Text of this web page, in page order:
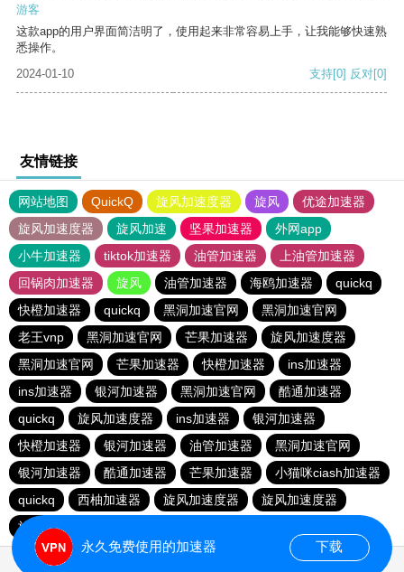
游客
这款app的用户界面简洁明了，使用起来非常容易上手，让我能够快速熟
悉操作。
2024-01-10
支持[0] 反对[0]
友情链接
网站地图 QuickQ 旋风加速度器 旋风
优途加速器
旋风加速度器
旋风加速 坚果加速器
外网app
小牛加速器
tiktok加速器 油管加速器
上油管加速器
回锅肉加速器
旋风 油管加速器 海鸥加速器
quickq
快橙加速器
quickq 黑洞加速官网
黑洞加速官网
老王vnp
黑洞加速官网 芒果加速器
旋风加速度器
黑洞加速官网
芒果加速器 快橙加速器
ins加速器
ins加速器
银河加速器 黑洞加速官网
酷通加速器
quickq
旋风加速度器 ins加速器
银河加速器
快橙加速器
银河加速器 油管加速器
黑洞加速官网
银河加速器
酷通加速器 芒果加速器
小猫咪ciash加速器
quickq
西柚加速器 旋风加速度器
旋风加速度器
旋风加速度器
永久免费使用的加速器 下载